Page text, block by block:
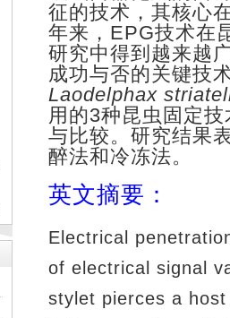
征的技术，其核心
年来， EPG技术在
研究中得到越来越
成功与否的关键技
Laodelphax
用的3种昆虫固定
与比较。 研究结果
醉法和冷冻法。
英文摘要：
Electrical
of electrical signal
stylet pierces a